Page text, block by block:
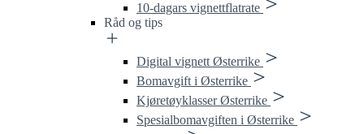
10-dagars vignettflatrate
Råd og tips
Digital vignett Østerrike
Bomavgift i Østerrike
Kjøretøyklasser Østerrike
Spesialbomavgiften i Østerrike